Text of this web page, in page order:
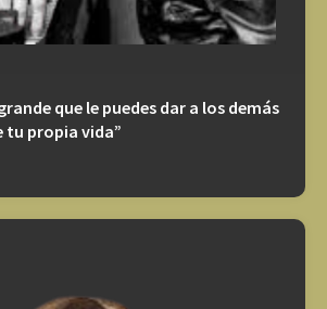
que le puedes dar a los demás
tu propia vida”